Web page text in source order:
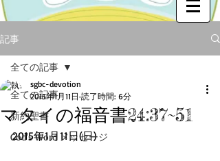
記事
全ての記事
新約聖書
God's Word メッセージ
全ての記事
マタイの福音書24:37~51
sgbc-devotion
2015年1月11日 読了時間: 6分
2015年1月11日(日)